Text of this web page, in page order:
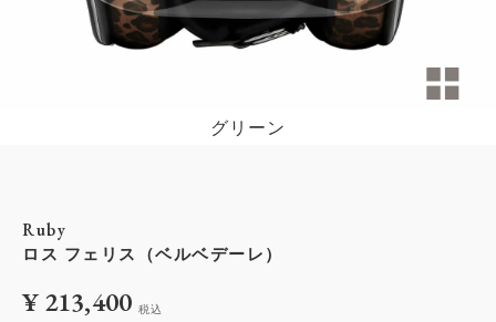
グリーン
Ruby
ロス フェリス（ベルベデーレ）
¥213,400 税込